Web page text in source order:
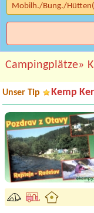
Mobilh./Bung./
Campingplätze»
Unser Tip Kemp